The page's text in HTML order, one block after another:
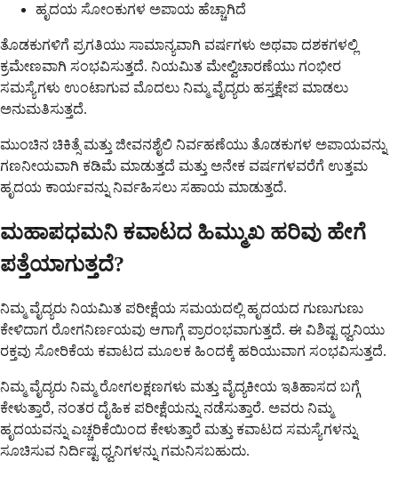
ಹೃದಯ ಸೋಂಕುಗಳ ಅಪಾಯ ಹೆಚ್ಚಾಗಿದೆ
ತೊಡಕುಗಳಿಗೆ ಪ್ರಗತಿಯು ಸಾಮಾನ್ಯವಾಗಿ ವರ್ಷಗಳು ಅಥವಾ ದಶಕಗಳಲ್ಲಿ
ಕ್ರಮೇಣವಾಗಿ ಸಂಭವಿಸುತ್ತದೆ. ನಿಯಮಿತ ಮೇಲ್ವಿಚಾರಣೆಯು ಗಂಭೀರ
ಸಮಸ್ಯೆಗಳು ಉಂಟಾಗುವ ಮೊದಲು ನಿಮ್ಮ ವೈದ್ಯರು ಹಸ್ತಕ್ಷೇಪ ಮಾಡಲು
ಅನುಮತಿಸುತ್ತದೆ.
ಮುಂಚಿನ ಚಿಕಿತ್ಸೆ ಮತ್ತು ಜೀವನಶೈಲಿ ನಿರ್ವಹಣೆಯು ತೊಡಕುಗಳ ಅಪಾಯವನ್ನು
ಗಣನೀಯವಾಗಿ ಕಡಿಮೆ ಮಾಡುತ್ತದೆ ಮತ್ತು ಅನೇಕ ವರ್ಷಗಳವರೆಗೆ ಉತ್ತಮ
ಹೃದಯ ಕಾರ್ಯವನ್ನು ನಿರ್ವಹಿಸಲು ಸಹಾಯ ಮಾಡುತ್ತದೆ.
ಮಹಾಪಧಮನಿ ಕವಾಟದ ಹಿಮ್ಮುಖ ಹರಿವು ಹೇಗೆ
ಪತ್ತೆಯಾಗುತ್ತದೆ?
ನಿಮ್ಮ ವೈದ್ಯರು ನಿಯಮಿತ ಪರೀಕ್ಷೆಯ ಸಮಯದಲ್ಲಿ ಹೃದಯದ ಗುಣುಗುಣು
ಕೇಳಿದಾಗ ರೋಗನಿರ್ಣಯವು ಆಗಾಗ್ಗೆ ಪ್ರಾರಂಭವಾಗುತ್ತದೆ. ಈ ವಿಶಿಷ್ಟ ಧ್ವನಿಯು
ರಕ್ತವು ಸೋರಿಕೆಯ ಕವಾಟದ ಮೂಲಕ ಹಿಂದಕ್ಕೆ ಹರಿಯುವಾಗ ಸಂಭವಿಸುತ್ತದೆ.
ನಿಮ್ಮ ವೈದ್ಯರು ನಿಮ್ಮ ರೋಗಲಕ್ಷಣಗಳು ಮತ್ತು ವೈದ್ಯಕೀಯ ಇತಿಹಾಸದ ಬಗ್ಗೆ
ಕೇಳುತ್ತಾರೆ, ನಂತರ ದೈಹಿಕ ಪರೀಕ್ಷೆಯನ್ನು ನಡೆಸುತ್ತಾರೆ. ಅವರು ನಿಮ್ಮ
ಹೃದಯವನ್ನು ಎಚ್ಚರಿಕೆಯಿಂದ ಕೇಳುತ್ತಾರೆ ಮತ್ತು ಕವಾಟದ ಸಮಸ್ಯೆಗಳನ್ನು
ಸೂಚಿಸುವ ನಿರ್ದಿಷ್ಟ ಧ್ವನಿಗಳನ್ನು ಗಮನಿಸಬಹುದು.